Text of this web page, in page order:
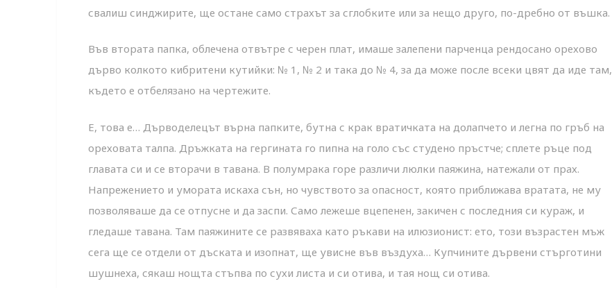
свалиш синджирите, ще остане само страхът за сглобките или за нещо друго, по-дребно от въшка.
Във втората папка, облечена отвътре с черен плат, имаше залепени парченца рендосано орехово
дърво колкото кибритени кутийки: № 1, № 2 и така до № 4, за да може после всеки цвят да иде там,
където е отбелязано на чертежите.
Е, това е… Дърводелецът върна папките, бутна с крак вратичката на долапчето и легна по гръб на
ореховата талпа. Дръжката на гергината го пипна на голо със студено пръстче; сплете ръце под
главата си и се вторачи в тавана. В полумрака горе различи люлки паяжина, натежали от прах.
Напрежението и умората искаха сън, но чувството за опасност, която приближава вратата, не му
позволяваше да се отпусне и да заспи. Само лежеше вцепенен, закичен с последния си кураж, и
гледаше тавана. Там паяжините се развяваха като ръкави на илюзионист: ето, този възрастен мъж
сега ще се отдели от дъската и изопнат, ще увисне във въздуха… Купчините дървени стърготини
шушнеха, сякаш нощта стъпва по сухи листа и си отива, и тая нощ си отива.